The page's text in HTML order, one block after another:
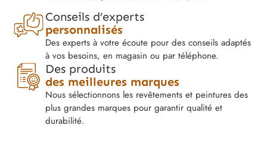
Conseils d’experts
personnalisés
Des experts à votre écoute pour des conseils adaptés
à vos besoins, en magasin ou par téléphone.
Des produits
des meilleures marques
Nous sélectionnons les revêtements et peintures des
plus grandes marques pour garantir qualité et
durabilité.